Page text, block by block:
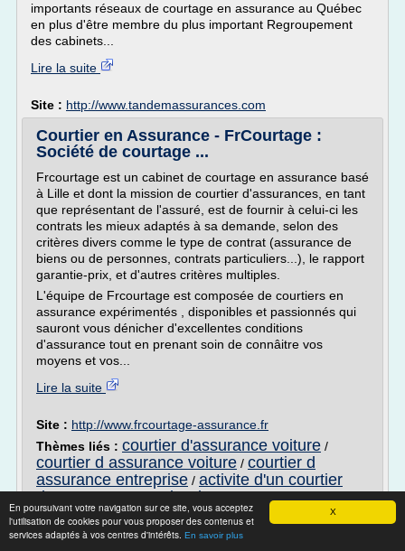
X
En poursuivant votre navigation sur ce site, vous acceptez
l'utilisation de cookies pour vous proposer des contenus et
services adaptés à vos centres d'intérêts. En savoir plus
importants réseaux de courtage en assurance au Québec
en plus d'être membre du plus important Regroupement
des cabinets...
Lire la suite
Site : http://www.tandemassurances.com
Courtier en Assurance - FrCourtage :
Société de courtage ...
Frcourtage est un cabinet de courtage en assurance basé
à Lille et dont la mission de courtier d'assurances, en tant
que représentant de l'assuré, est de fournir à celui-ci les
contrats les mieux adaptés à sa demande, selon des
critères divers comme le type de contrat (assurance de
biens ou de personnes, contrats particuliers...), le rapport
garantie-prix, et d'autres critères multiples.
L'équipe de Frcourtage est composée de courtiers en
assurance expérimentés , disponibles et passionnés qui
sauront vous dénicher d'excellentes conditions
d'assurance tout en prenant soin de connâitre vos
moyens et vos...
Lire la suite
Site : http://www.frcourtage-assurance.fr
Thèmes liés : courtier d'assurance voiture /
courtier d assurance voiture / courtier d
assurance entreprise / activite d'un courtier
d'assurance courtier d assurance
Peut-on changer d’assurance vie